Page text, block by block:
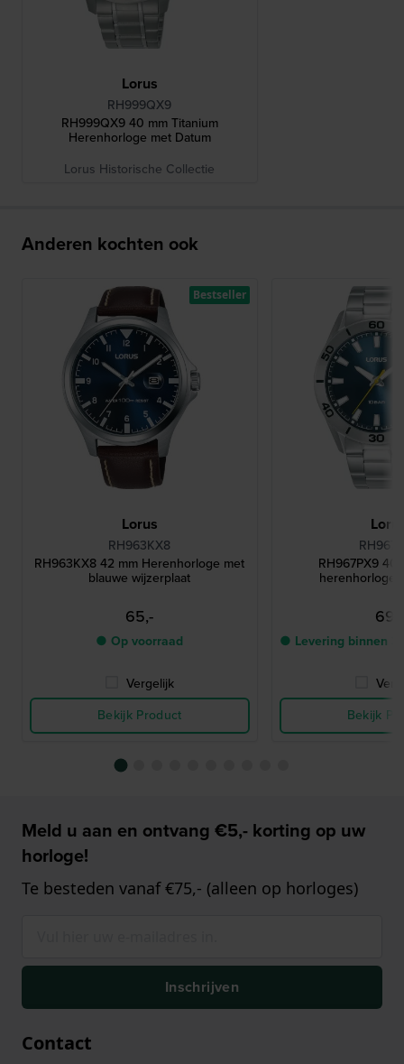
Lorus
RH999QX9
RH999QX9 40 mm Titanium
Herenhorloge met Datum
Lorus Historische Collectie
Anderen kochten ook
Lorus
RH963KX8
RH963KX8 42 mm Herenhorloge met
blauwe wijzerplaat
65,-
● Op voorraad
Vergelijk
Bekijk Product
Bestseller
RH967PX9 40
herenhorloge
69,-
● Levering binnen
Bekijk
Meld u aan en ontvang €5,- korting op uw
horloge!
Te besteden vanaf €75,- (alleen op horloges)
Inschrijven
Contact